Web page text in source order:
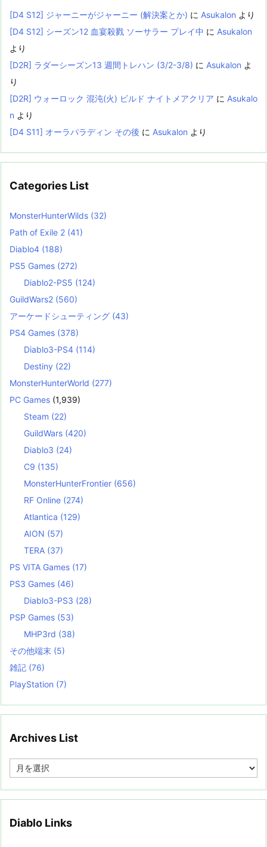
[D4 S12] ジャーニーがジャーニー (解決案とか) に Asukalon より
[D4 S12] シーズン12 血宴殺戮 ソーサラー プレイ中 に Asukalon
より
[D2R] ラダーシーズン13 週間トレハン (3/2-3/8) に Asukalon よ
り
[D2R] ウォーロック 混沌(火) ビルド ナイトメアクリア に Asukalo
n より
[D4 S11] オーラパラディン その後 に Asukalon より
Categories List
MonsterHunterWilds (32)
Path of Exile 2 (41)
Diablo4 (188)
PS5 Games (272)
Diablo2-PS5 (124)
GuildWars2 (560)
アーケードシューティング (43)
PS4 Games (378)
Diablo3-PS4 (114)
Destiny (22)
MonsterHunterWorld (277)
PC Games (1,939)
Steam (22)
GuildWars (420)
Diablo3 (24)
C9 (135)
MonsterHunterFrontier (656)
RF Online (274)
Atlantica (129)
AION (57)
TERA (37)
PS VITA Games (17)
PS3 Games (46)
Diablo3-PS3 (28)
PSP Games (53)
MHP3rd (38)
その他端末 (5)
雑記 (76)
PlayStation (7)
Archives List
e
Diablo Links